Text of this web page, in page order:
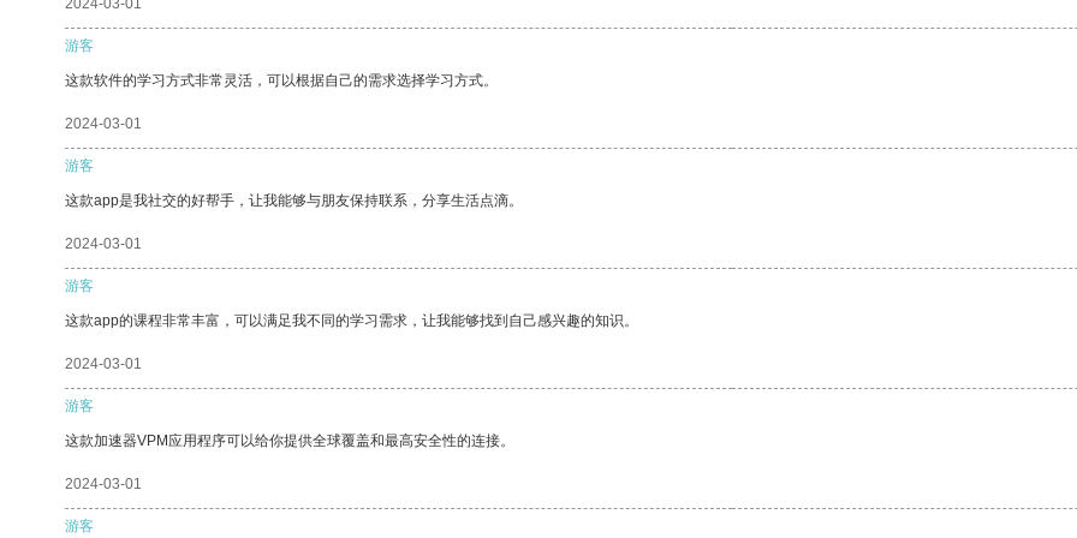
2024-03-01
游客
这款软件的学习方式非常灵活，可以根据自己的需求选择学习方式。
2024-03-01
游客
这款app是我社交的好帮手，让我能够与朋友保持联系，分享生活点滴。
2024-03-01
游客
这款app的课程非常丰富，可以满足我不同的学习需求，让我能够找到自己感兴趣的知识。
2024-03-01
游客
这款加速器VPM应用程序可以给你提供全球覆盖和最高安全性的连接。
2024-03-01
游客